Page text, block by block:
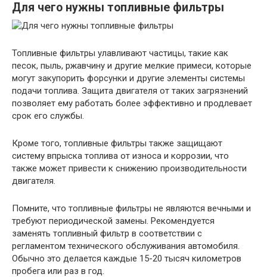
Для чего нужны топливные фильтры
Топливные фильтры улавливают частицы, такие как
песок, пыль, ржавчину и другие мелкие примеси, которые
могут закупорить форсунки и другие элементы системы
подачи топлива. Защита двигателя от таких загрязнений
позволяет ему работать более эффективно и продлевает
срок его службы.
Кроме того, топливные фильтры также защищают
систему впрыска топлива от износа и коррозии, что
также может привести к снижению производительности
двигателя.
Помните, что топливные фильтры не являются вечными и
требуют периодической замены. Рекомендуется
заменять топливный фильтр в соответствии с
регламентом технического обслуживания автомобиля.
Обычно это делается каждые 15-20 тысяч километров
пробега или раз в год.